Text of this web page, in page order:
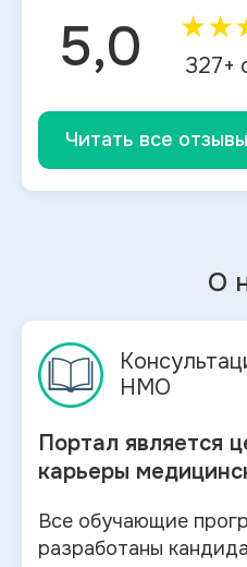
5,0 ★★
327+
Читать все
О
НМО
Портал является
карьеры
Все обучающие
разработаны